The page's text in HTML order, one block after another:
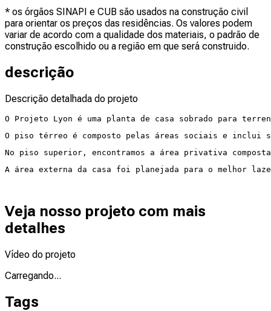
* os órgãos SINAPI e CUB são usados na construção civil
para orientar os preços das residências. Os valores podem
variar de acordo com a qualidade dos materiais, o padrão de
construção escolhido ou a região em que será construido.
descrição
Descrição detalhada do projeto
O Projeto Lyon é uma planta de casa sobrado para
O piso térreo é composto pelas áreas sociais e inclui
No piso superior, encontramos a área privativa
A área externa da casa foi planejada para o melhor
Veja nosso projeto com mais
detalhes
Vídeo do projeto
Carregando...
Tags